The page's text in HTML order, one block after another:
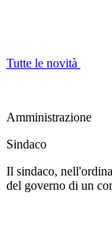
Tutte le novità
Amministrazione
Sindaco
Il sindaco,
del governo di un